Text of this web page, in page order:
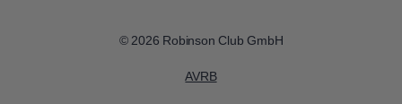
© 2026 Robinson Club GmbH
AVRB